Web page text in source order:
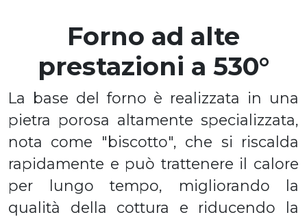
Forno ad alte
prestazioni a 530°
La base del forno è realizzata in una
pietra porosa altamente specializzata,
nota come "biscotto", che si riscalda
rapidamente e può trattenere il calore
per lungo tempo, migliorando la
qualità della cottura e riducendo la